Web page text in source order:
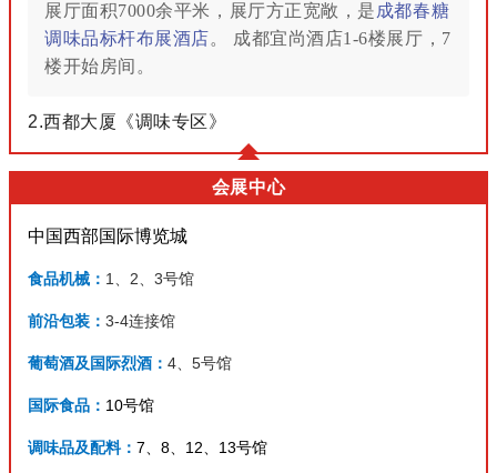
展厅面积7000余平米，展厅方正宽敞， 是 成都春糖
调味品标杆布展酒店。 成都宜尚酒店1-6楼展厅，7
楼开始房间。
2.西都大厦《调味专区》
会展中心
中国西部国际博览城
食品机械： 1、2、3号馆
前沿包装： 3-4连接馆
葡萄酒及国际烈酒： 4、5号馆
国际食品： 10号馆
调味品及配料： 7、8、12、13号馆